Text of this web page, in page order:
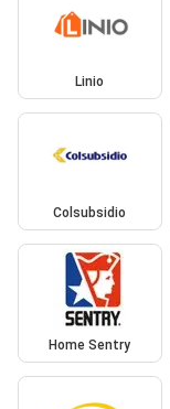
Linio
Colsubsidio
Home Sentry